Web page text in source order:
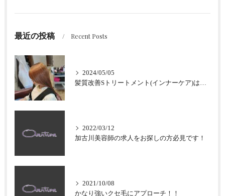
最近の投稿 Recent Posts
2024/05/05
髪質改善Sトリートメント(インナーケア)はなぜ加古川最強なのか？
2022/03/12
加古川美容師の求人をお探しの方必見です！
2021/10/08
かなり強いクセ毛にアプローチ！！